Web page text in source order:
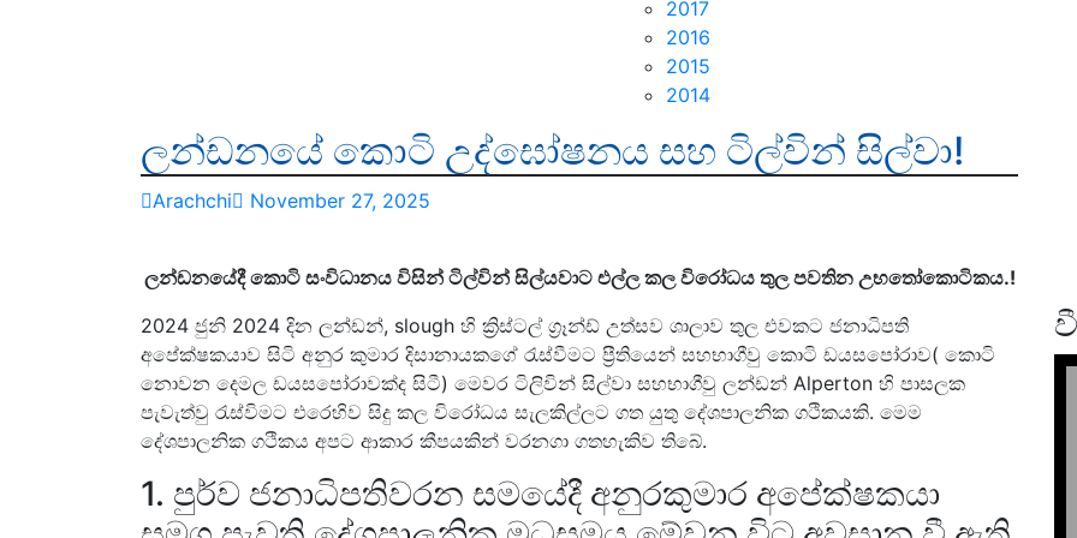
2017
2016
2015
2014
ලන්ඩනයේ කොටි උද්ඝෝෂනය සහ ටිල්වින් සිල්වා!
Arachchi November 27, 2025
ලන්ඩනයේදී කොටි සංවිධානය විසින් ටිල්වින් සිල්යවාට එල්ල කල විරෝධය තුල පවතින උභතෝකොටිකය.!
2024 ජුනි 2024 දින ලන්ඩන්, slough හි ක්‍රිස්ටල් ග්‍රෑන්ඩ් උත්සව ශාලාව තුල එවකට ජනාධිපති
අපේක්ෂකයාව සිටි අනුර කුමාර දිසානායකගේ රැස්වීමට ප්‍රීතියෙන් සහභාගීවු කොටි ඩයසපෝරාව( කොටි
නොවන දෙමල ඩයසපෝරාවක්ද සිටී) මෙවර ටිලිවින් සිල්වා සහභාගීවු ලන්ඩන් Alperton හි පාසලක
පැවැත්වු රැස්විමට එරෙහිව සිදු කල විරෝධය සැලකිල්ලට ගත යුතු දේශපාලනික ගථිකයකි. මෙම
දේශපාලනික ගථිකය අපට ආකාර කීපයකින් වරනගා ගතහැකිව තිබේ.
1. පුර්ව ජනාධිපතිවරන සමයේදී අනුරකුමාර අපේක්ෂකයා